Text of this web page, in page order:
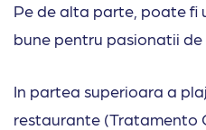
Pe de alta parte, poate fi
bune pentru pasionatii de
In partea superioara a
restaurante (Tratamento